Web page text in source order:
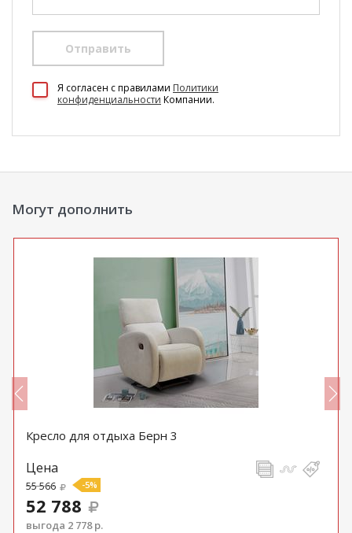
Отправить
Я согласен c правилами Политики
конфиденциальности Компании.
Могут дополнить
Кресло для отдыха Берн 3
Цена
55 566 -5%
52 788
выгода 2 778 р.